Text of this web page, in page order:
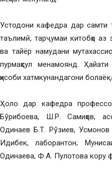
Устодони кафедра дар самти
таълимӣ, тарҷумаи китобҳо
ва тайёр намудани
пурмаҳсул менамоянд.
ҳисоби хатмкунандагони
Ҳоло дар кафедра
Бўрибоева, Ш.Р. Самиҳов,
Одинаев Б.Т. Рўзиев, Усмонов
Идибек, лаборантон;
Одинаева, Ф.А. Пулотова кору